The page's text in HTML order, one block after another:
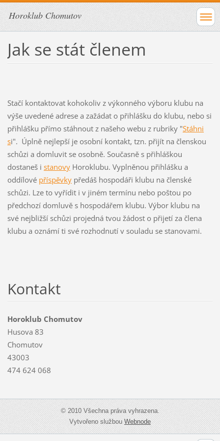
Horoklub Chomutov
Jak se stát členem
Stačí kontaktovat kohokoliv z výkonného výboru klubu na
výše uvedené adrese a zažádat o přihlášku do klubu, nebo si
přihlášku přímo stáhnout z našeho webu z rubriky "Stáhni
si". Úplně nejlepší je osobní kontakt, tzn. přijít na členskou
schůzi a domluvit se osobně. Současně s přihláškou
dostaneš i stanovyHoroklubu. Vyplněnou přihlášku a
oddílové příspěvkypředáš hospodáři klubu na členské
schůzi. Lze to vyřídit i v jiném termínu nebo poštou po
předchozí domluvě s hospodářem klubu. Výbor klubu na
své nejbližší schůzi projedná tvou žádost o přijetí za člena
klubu a oznámí ti své rozhodnutí v souladu se stanovami.
Kontakt
Horoklub Chomutov
Husova 83
Chomutov
43003
474 624 068
© 2010 Všechna práva vyhrazena.
Vytvořeno službouWebnode